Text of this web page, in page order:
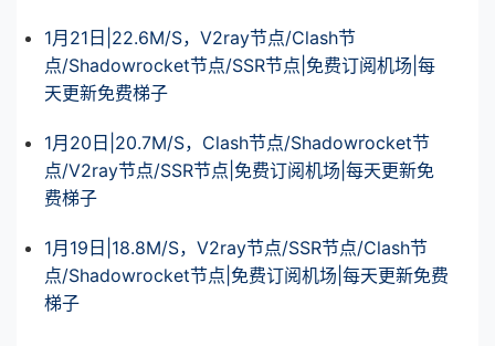
1月21日|22.6M/S，V2ray节点/Clash节
点/Shadowrocket节点/SSR节点|免费订阅机场|每
天更新免费梯子
1月20日|20.7M/S，Clash节点/Shadowrocket节
点/V2ray节点/SSR节点|免费订阅机场|每天更新免
费梯子
1月19日|18.8M/S，V2ray节点/SSR节点/Clash节
点/Shadowrocket节点|免费订阅机场|每天更新免费
梯子